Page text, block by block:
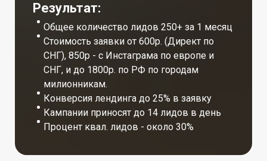
Результат:
Общее количество лидов 250+ за 1 месяц
Стоимость заявки от 600р. (Директ по
СНГ), 850р - с Инстаграма по европе и
СНГ, и до 1800р. по РФ по городам
милионникам.
Конверсия лендинга до 25% в заявку
Кампании приносят до 14 лидов в день
Процент квал. лидов - около 30%